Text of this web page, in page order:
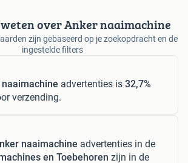
over Anker naaimachine
zijn gebaseerd op je zoekopdracht en de
ingestelde filters
advertenties is 32,7%
verzending.
naaimachine advertenties in de
en Toebehoren zijn in de